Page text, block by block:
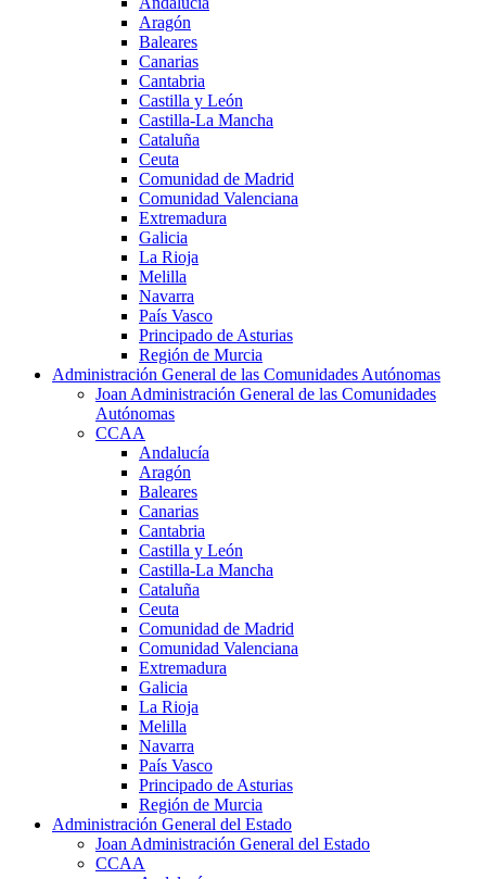
Aragón
Baleares
Canarias
Cantabria
Castilla y León
Castilla-La Mancha
Cataluña
Ceuta
Comunidad de Madrid
Comunidad Valenciana
Extremadura
Galicia
La Rioja
Melilla
Navarra
País Vasco
Principado de Asturias
Región de Murcia
Administración General de las Comunidades Autónomas
Joan Administración General de las Comunidades
Autónomas
CCAA
Andalucía
Aragón
Baleares
Canarias
Cantabria
Castilla y León
Castilla-La Mancha
Cataluña
Ceuta
Comunidad de Madrid
Comunidad Valenciana
Extremadura
Galicia
La Rioja
Melilla
Navarra
País Vasco
Principado de Asturias
Región de Murcia
Administración General del Estado
Joan Administración General del Estado
CCAA